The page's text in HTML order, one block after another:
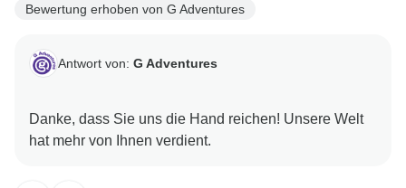
Bewertung erhoben von G Adventures
Antwort von: G Adventures
Danke, dass Sie uns die Hand reichen! Unsere Welt